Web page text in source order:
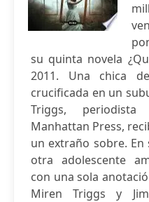
su quinta novela
2011. Una chica
crucificada en un
Triggs,
Manhattan Press,
un extraño sobre.
otra adolescente
con una sola
Miren Triggs y